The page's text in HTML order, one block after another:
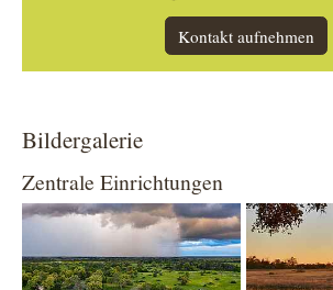
Kontakt aufnehmen
Bildergalerie
Zentrale Einrichtungen
Show larger version Show